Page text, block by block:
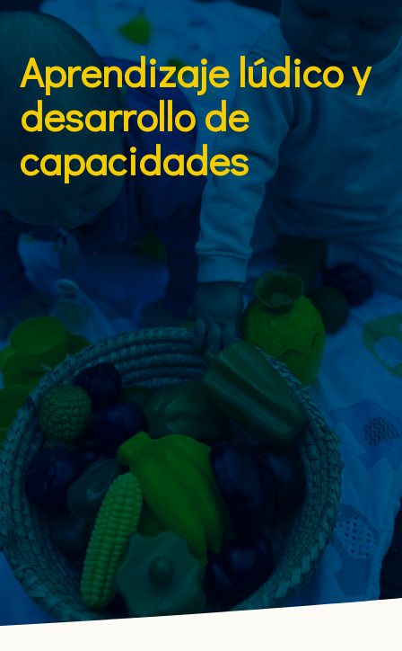
Aprendizaje lúdico y
desarrollo de
capacidades
Desde los primeros meses fomentamos el aprendizaje
mediante el juego: actividades sensoriales,
expresivas y musicales permiten que los niños
exploren, descubran y creen. Este enfoque ayuda a
desarrollar la creatividad, la imaginación, las
habilidades cognitivas, la motricidad y la gestión
emocional. Abogamos por que el juego sea motor de
crecimiento, preparando a los niños para las etapas
posteriores.